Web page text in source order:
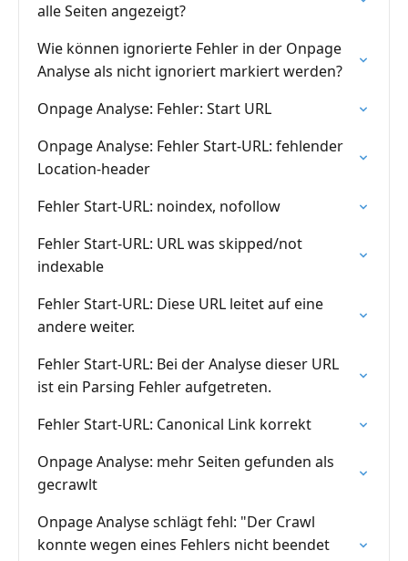
alle Seiten angezeigt?
Wie können ignorierte Fehler in der Onpage
Analyse als nicht ignoriert markiert werden?
Onpage Analyse: Fehler: Start URL
Onpage Analyse: Fehler Start-URL: fehlender
Location-header
Fehler Start-URL: noindex, nofollow
Fehler Start-URL: URL was skipped/not
indexable
Fehler Start-URL: Diese URL leitet auf eine
andere weiter.
Fehler Start-URL: Bei der Analyse dieser URL
ist ein Parsing Fehler aufgetreten.
Fehler Start-URL: Canonical Link korrekt
Onpage Analyse: mehr Seiten gefunden als
gecrawlt
Onpage Analyse schlägt fehl: "Der Crawl
konnte wegen eines Fehlers nicht beendet